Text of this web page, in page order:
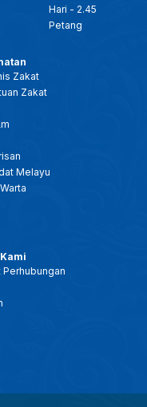
Hari - 2.45
Petang
Zakat
Zakat
Melayu
Perhubungan